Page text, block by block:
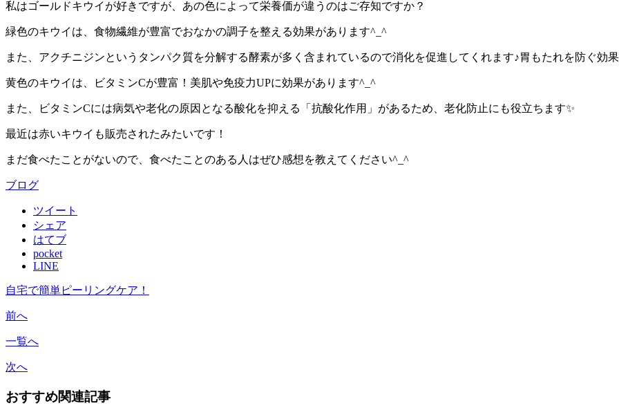
私はゴールドキウイが好きですが、あの色によって栄養価が違うのはご存知ですか？
緑色のキウイは、食物繊維が豊富でおなかの調子を整える効果があります^_^
また、アクチニジンというタンパク質を分解する酵素が多く含まれているので消化を促進してくれます♪胃もたれを防ぐ効
黄色のキウイは、ビタミンCが豊富！美肌や免疫力UPに効果があります^_^
また、ビタミンCには病気や老化の原因となる酸化を抑える「抗酸化作用」があるため、老化防止にも役立ちます✨
最近は赤いキウイも販売されたみたいです！
まだ食べたことがないので、食べたことのある人はぜひ感想を教えてください^_^
ブログ
ツイート
シェア
はてブ
pocket
LINE
自宅で簡単ピーリングケア！
前へ
一覧へ
次へ
おすすめ関連記事